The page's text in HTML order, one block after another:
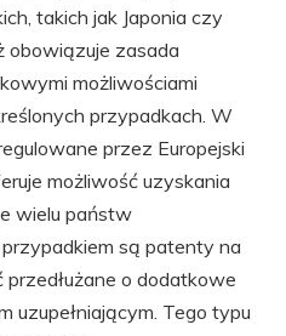
takich jak Japonia czy
obowiązuje zasada
możliwościami
przypadkach. W
przez Europejski
możliwość uzyskania
wielu państw
są patenty na
o dodatkowe
uzupełniającym. Tego typu